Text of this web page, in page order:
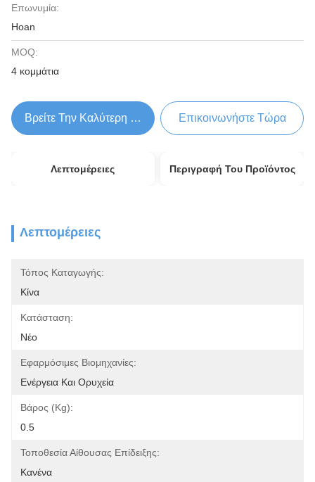
Επωνυμία:
Hoan
MOQ:
4 κομμάτια
Βρείτε Την Καλύτερη Τιμή Επικοινωνήστε Τώρα
Λεπτομέρειες Περιγραφή Του Προϊόντος
Λεπτομέρειες
Τόπος Καταγωγής:
Κίνα
Κατάσταση:
Νέο
Εφαρμόσιμες Βιομηχανίες:
Ενέργεια Και Ορυχεία
Βάρος (kg):
0.5
Τοποθεσία Αίθουσας Επίδειξης:
Κανένα